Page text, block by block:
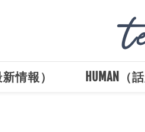
新情報） HUMAN（